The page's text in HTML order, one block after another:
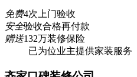
免费4次上门验收
安全验收合格再付款
赠送132万装修保险
已为位业主提供家装服务